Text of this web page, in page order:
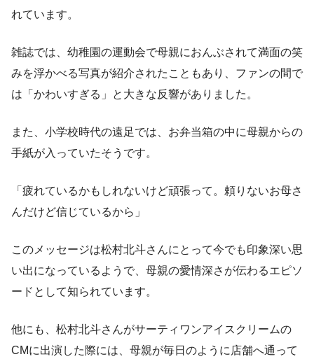
れています。
雑誌では、幼稚園の運動会で母親におんぶされて満面の笑
みを浮かべる写真が紹介されたこともあり、ファンの間で
は「かわいすぎる」と大きな反響がありました。
また、小学校時代の遠足では、お弁当箱の中に母親からの
手紙が入っていたそうです。
「疲れているかもしれないけど頑張って。頼りないお母さ
んだけど信じているから」
このメッセージは松村北斗さんにとって今でも印象深い思
い出になっているようで、母親の愛情深さが伝わるエピソ
ードとして知られています。
他にも、松村北斗さんがサーティワンアイスクリームの
CMに出演した際には、母親が毎日のように店舗へ通って